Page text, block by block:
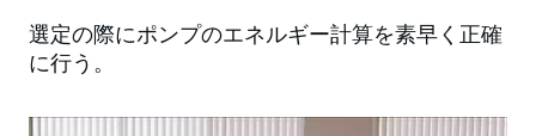
選定の際にポンプのエネルギー計算を素早く正確
に行う。